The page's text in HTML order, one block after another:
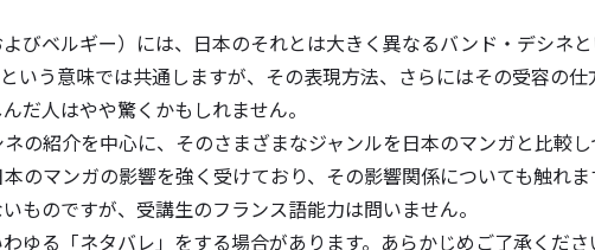
びベルギー）には、日本のそれとは大きく異なるバンド・デシネ
いう意味では共通しますが、その表現方法、さらにはその受容の
だ人はやや驚くかもしれません。
の紹介を中心に、そのさまざまなジャンルを日本のマンガと比較
のマンガの影響を強く受けており、その影響関係についても触れま
ものですが、受講生のフランス語能力は問いません。
ゆる「ネタバレ」をする場合があります。あらかじめご了承くださ